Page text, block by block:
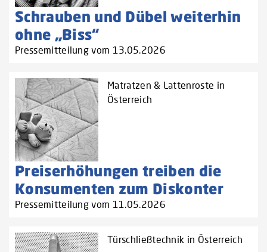
Schrauben und Dübel weiterhin
ohne „Biss“
Pressemitteilung vom 13.05.2026
Matratzen & Lattenroste in
Österreich
Preiserhöhungen treiben die
Konsumenten zum Diskonter
Pressemitteilung vom 11.05.2026
Türschließtechnik in Österreich